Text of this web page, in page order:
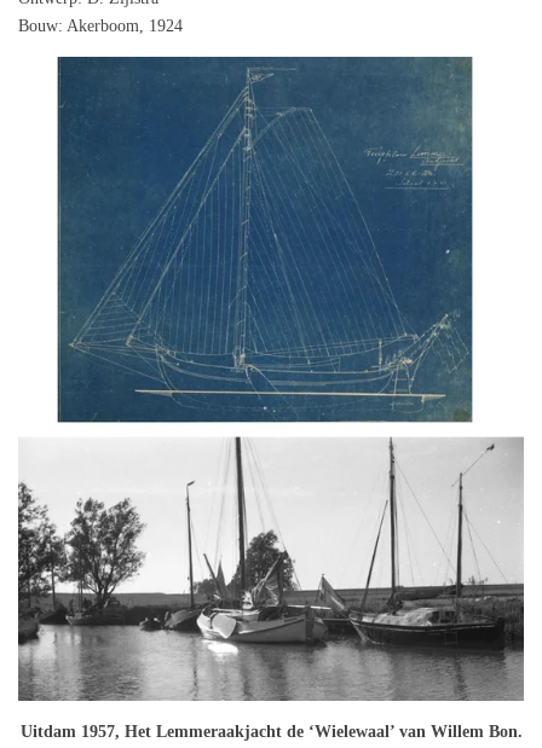
Bouw: Akerboom, 1924
Uitdam 1957, Het Lemmeraakjacht de ‘Wielewaal’ van Willem Bon.